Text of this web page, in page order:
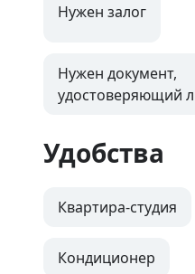
Нужен залог
Нужен документ,
удостоверяющий
Удобства
Квартира-студия
Кондиционер